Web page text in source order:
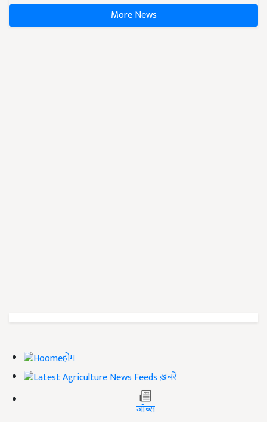
More News
होम
ख़बरें
जॉब्स